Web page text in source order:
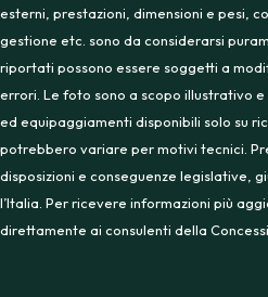
esterni, prestazioni, dimensioni e pesi,
gestione etc. sono da considerarsi
riportati possono essere soggetti a
errori. Le foto sono a scopo illustrativo
ed equipaggiamenti disponibili solo su
potrebbero variare per motivi tecnici.
disposizioni e conseguenze legislative,
l’Italia. Per ricevere informazioni più
direttamente ai consulenti della